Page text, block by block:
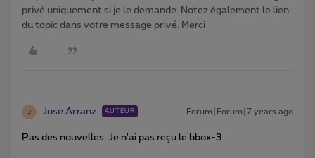
privé uniquement si je le demande. Notez également le lien
du topic dans votre message privé. Merci
Jose Arranz AUTEUR Forum|Forum|7 years ago
Pas des nouvelles. Je n'ai pas reçu le bbox-3